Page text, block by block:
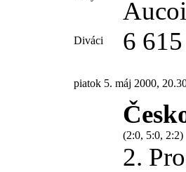
Diváci 6 615
piatok 5. máj 2000,
(2:0, 5:0, 2:2)
2.